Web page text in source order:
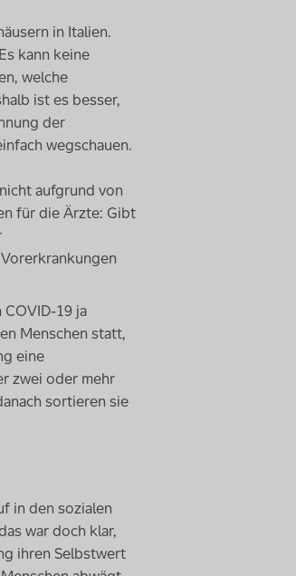
in Italien.
kann keine
welche
ist es besser,
der
wegschauen.
aufgrund von
für die Ärzte: Gibt
19 ja
Menschen statt,
eine
zwei oder mehr
sortieren sie
in den sozialen
war doch klar,
ihren Selbstwert